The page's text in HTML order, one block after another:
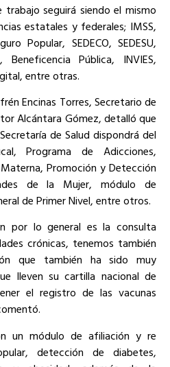
seguirá siendo el mismo
estatales y federales; IMSS,
Popular, SEDECO, SEDESU,
Beneficencia Pública, INVIES,
entre otras.
Encinas Torres, Secretario de
Alcántara Gómez, detalló que
de Salud dispondrá del
Programa de Adicciones,
Promoción y Detección
de la Mujer, módulo de
de Primer Nivel, entre otros.
por lo general es la consulta
crónicas, tenemos también
que también ha sido muy
lleven su cartilla nacional de
el registro de las vacunas
un módulo de afiliación y re
detección de diabetes,